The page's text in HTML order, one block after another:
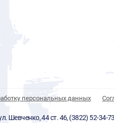
персональных данных
Шевченко, 44 ст. 46, (3822) 52-34-73